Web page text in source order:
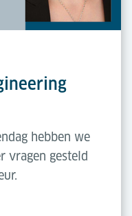
hebben we
vragen gesteld